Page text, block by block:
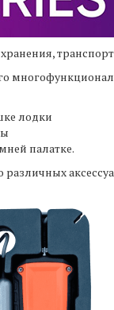
лодки
палатке.